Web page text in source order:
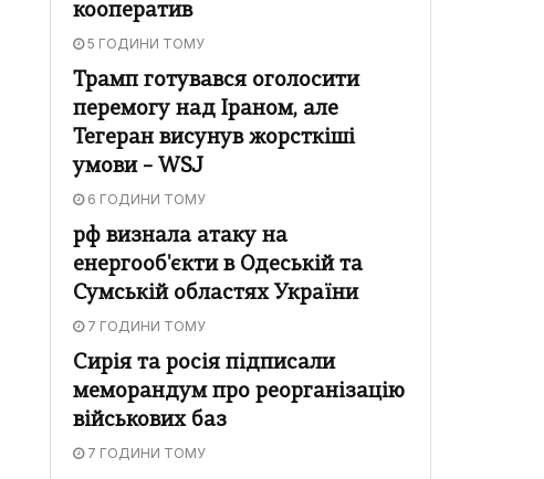
кооператив
5 ГОДИНИ ТОМУ
Трамп готувався оголосити
перемогу над Іраном, але
Тегеран висунув жорсткіші
умови – WSJ
6 ГОДИНИ ТОМУ
рф визнала атаку на
енергооб'єкти в Одеській та
Сумській областях України
7 ГОДИНИ ТОМУ
Сирія та росія підписали
меморандум про реорганізацію
військових баз
7 ГОДИНИ ТОМУ